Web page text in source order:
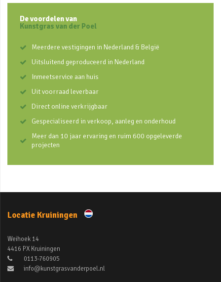
De voordelen van
Kunstgras van der Poel
Meerdere vestigingen in Nederland & België
Uitsluitend geproduceerd in Nederland
Inmeetservice aan huis
Uit voorraad leverbaar
Direct online verkrijgbaar
Gespecialiseerd in verkoop, aanleg en onderhoud
Meer dan 10 jaar ervaring en ruim 600 opgeleverde
projecten
Locatie Kruiningen
Weihoek 14
4416 PX Kruiningen
0113-760905
info@kunstgrasvanderpoel.nl